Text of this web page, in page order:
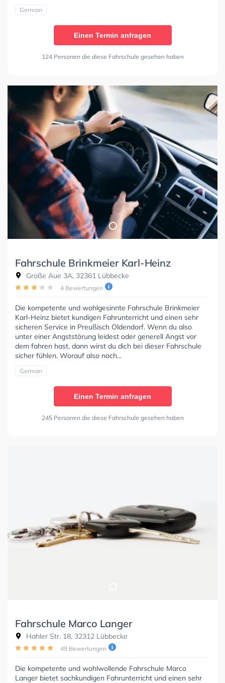
German
Einen Termin anfragen
124 Personen die diese Fahrschule gesehen haben
Fahrschule Brinkmeier Karl-Heinz
Große Aue 3A, 32361 Lübbecke
4 Bewertungen
Die kompetente und wohlgesinnte Fahrschule Brinkmeier
Karl-Heinz bietet kundigen Fahrunterricht und einen sehr
sicheren Service in Preußisch Oldendorf. Wenn du also
unter einer Angststörung leidest oder generell Angst vor
dem fahren hast, dann wirst du dich bei dieser Fahrschule
sicher fühlen. Worauf also noch...
German
Einen Termin anfragen
245 Personen die diese Fahrschule gesehen haben
Fahrschule Marco Langer
Hahler Str. 18, 32312 Lübbecke
49 Bewertungen
Die kompetente und wohlwollende Fahrschule Marco
Langer bietet sachkundigen Fahrunterricht und einen sehr